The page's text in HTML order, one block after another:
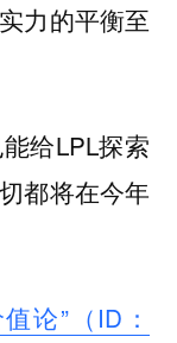
力的平衡至
给LPL探索
都将在今年
论”（ID：